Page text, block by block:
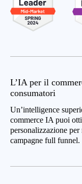
L’IA per il
consumatori
Un’intelligence
commerce IA puoi
personalizzazione
campagne full funnel.